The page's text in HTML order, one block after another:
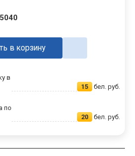
в корзину
в
15 бел. руб.
по
20 бел. руб.